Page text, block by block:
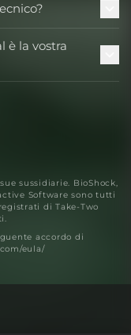
è la vostra
sussidiarie. BioShock,
Software sono tutti
di Take-Two
accordo di
eula/